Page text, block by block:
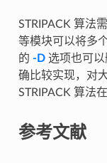
STRIPACK 算法
等模块可以将多
的 -D选项也可以
确比较实现，对
STRIPACK 算法
参考文献